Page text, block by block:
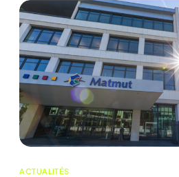
ACTUALITÉS